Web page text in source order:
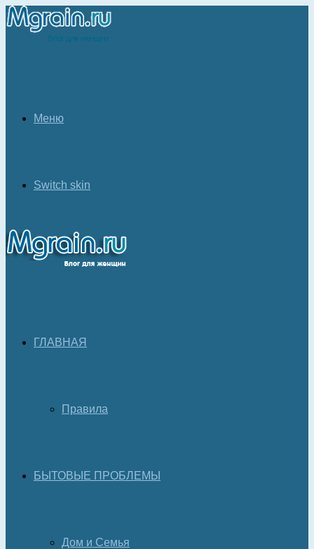
Меню
Switch skin
ГЛАВНАЯ
Правила
БЫТОВЫЕ ПРОБЛЕМЫ
Дом и Семья